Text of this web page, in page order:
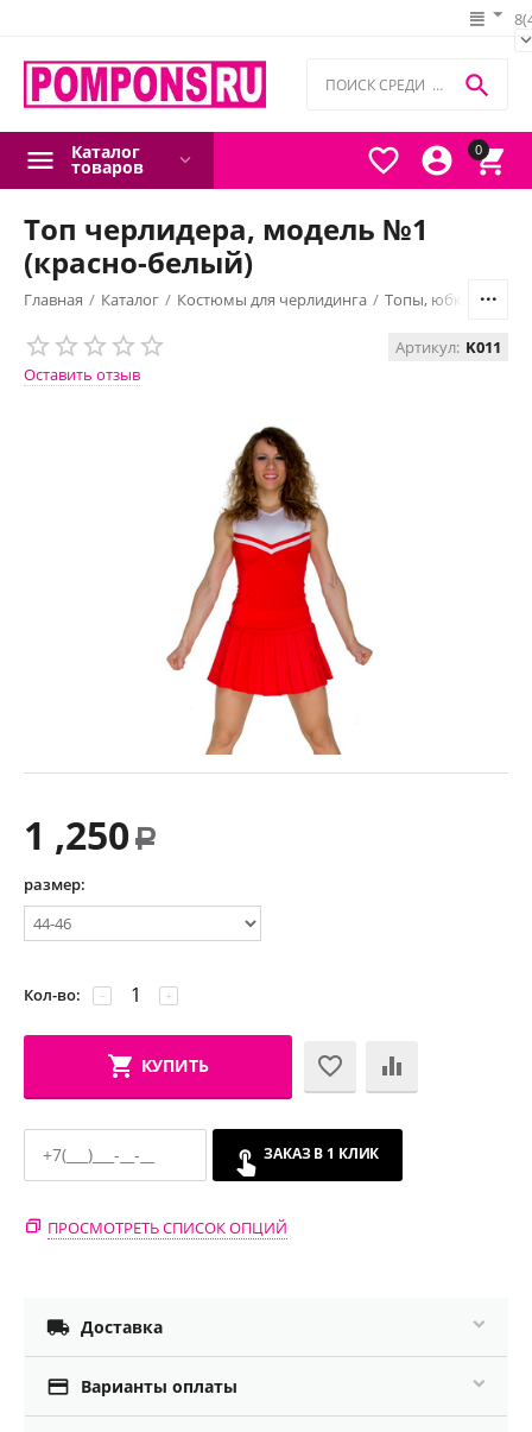
0




Каталог
товаров
Топ черлидера, модель №1
(красно-белый)
Главная / Каталог / Костюмы для черлидинга / Топы, юбки, шорты
Оставить отзыв
Артикул: K011
1 ,250 Р
размер:
Кол-во: +
−
КУПИТЬ
ЗАКАЗ В 1 КЛИК
ПРОСМОТРЕТЬ СПИСОК ОПЦИЙ
 Доставка
 Варианты оплаты